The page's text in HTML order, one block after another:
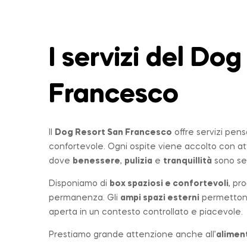
I servizi del
Francesco
Dog Resort San Francesco offre servizi
confortevole. Ogni ospite viene accolto con
dove benessere, pulizia e tranquillità sono
Disponiamo di box spaziosi e confortevoli,
permanenza. Gli ampi spazi esterni
aperta in un contesto controllato e piacevole.
Prestiamo grande attenzione anche all’